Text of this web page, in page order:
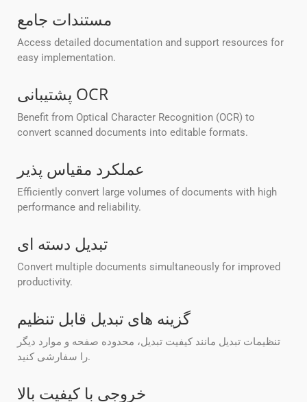
مستندات جامع
Access detailed documentation and support resources for
easy implementation.
پشتیبانی OCR
Benefit from Optical Character Recognition (OCR) to
convert scanned documents into editable formats.
عملکرد مقیاس پذیر
Efficiently convert large volumes of documents with high
performance and reliability.
تبدیل دسته ای
Convert multiple documents simultaneously for improved
productivity.
گزینه های تبدیل قابل تنظیم
تنظیمات تبدیل مانند کیفیت تبدیل، محدوده صفحه و موارد دیگر
را سفارشی کنید.
خروجی با کیفیت بالا